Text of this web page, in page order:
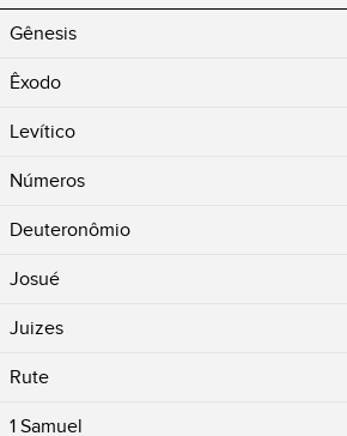
Gênesis
Êxodo
Levítico
Números
Deuteronômio
Josué
Juizes
Rute
1 Samuel